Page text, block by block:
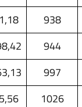
938
944
997
1026